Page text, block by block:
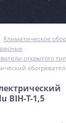
Климатическое
открытого
BIH-Т-1,5